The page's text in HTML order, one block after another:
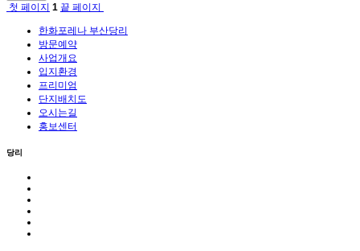
첫 페이지 1 끝 페이지
한화포레나 부산당리
방문예약
사업개요
입지환경
프리미엄
단지배치도
오시는길
홍보센터
당리